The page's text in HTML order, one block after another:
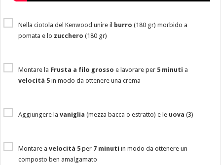
Nella ciotola del Kenwood unire il burro (180 gr) morbido a
pomata e lo zucchero (180 gr)
Montare la Frusta a filo grosso e lavorare per 5 minuti a
velocità 5 in modo da ottenere una crema
Aggiungere lavaniglia (mezza bacca o estratto) e le uova (3)
Montare avelocità 5 per 7 minuti in modo da ottenere un
composto ben amalgamato